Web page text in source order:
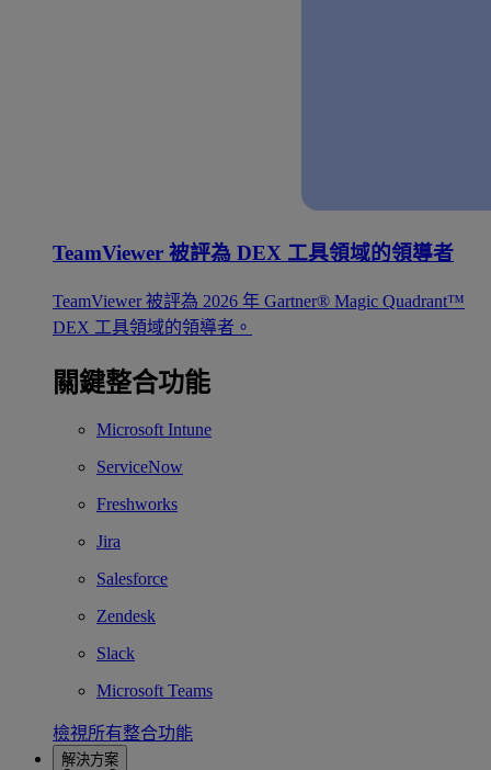
TeamViewer 被評為 DEX 工具領域的領導者
TeamViewer 被評為 2026 年 Gartner® Magic Quadrant™
DEX 工具領域的領導者。
關鍵整合功能
Microsoft Intune
ServiceNow
Freshworks
Jira
Salesforce
Zendesk
Slack
Microsoft Teams
檢視所有整合功能
解決方案